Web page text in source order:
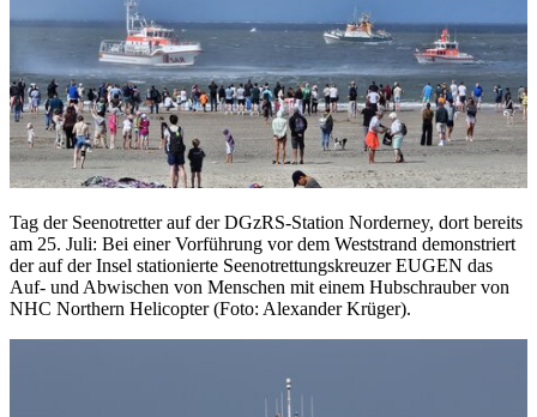
Tag der Seenotretter auf der DGzRS-Station Norderney, dort bereits
am 25. Juli: Bei einer Vorführung vor dem Weststrand demonstriert
der auf der Insel stationierte Seenotrettungskreuzer EUGEN das
Auf- und Abwischen von Menschen mit einem Hubschrauber von
NHC Northern Helicopter (Foto: Alexander Krüger).